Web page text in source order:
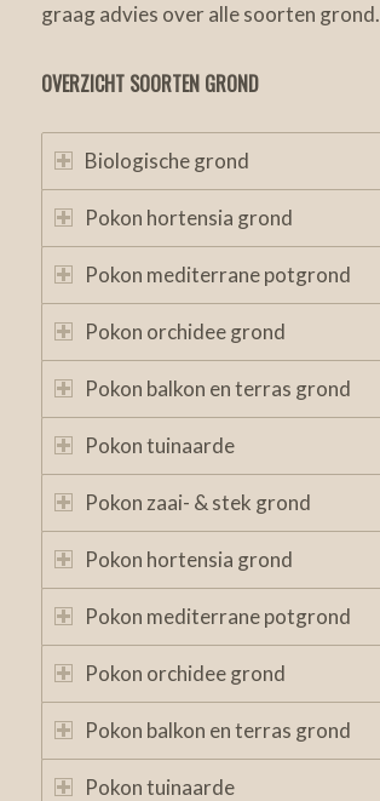
graag advies over alle soorten grond.
OVERZICHT SOORTEN GROND
Biologische grond
Pokon hortensia grond
Pokon mediterrane potgrond
Pokon orchidee grond
Pokon balkon en terras grond
Pokon tuinaarde
Pokon zaai- & stek grond
Pokon hortensia grond
Pokon mediterrane potgrond
Pokon orchidee grond
Pokon balkon en terras grond
Pokon tuinaarde